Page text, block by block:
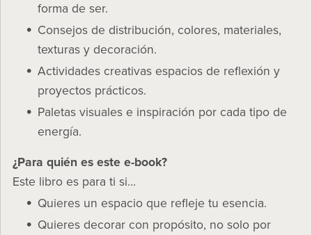
forma de ser.
Consejos de distribución, colores, materiales,
texturas y decoración.
Actividades creativas espacios de reflexión y
proyectos prácticos.
Paletas visuales e inspiración por cada tipo de
energía.
¿Para quién es este e-book?
Este libro es para ti si…
Quieres un espacio que refleje tu esencia.
Quieres decorar con propósito, no solo por